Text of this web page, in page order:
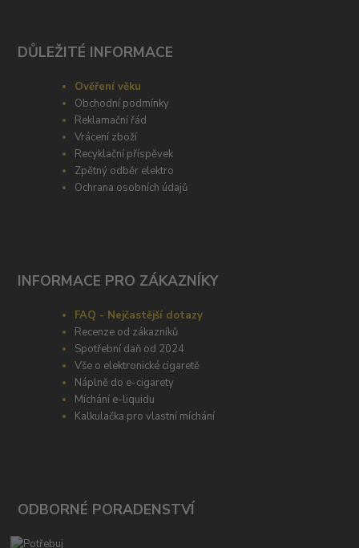
DŮLEŽITÉ INFORMACE
Ověření věku
Obchodní podmínky
Reklamační řád
Vrácení zboží
Recyklační příspěvek
Zpětný odběr elektro
Ochrana osobních údajů
INFORMACE PRO ZÁKAZNÍKY
FAQ - Nejčastější dotazy
Recenze od zákazníků
Spotřební daň od 2024
Vše o elektronické cigaretě
Náplně do e-cigarety
Míchání e-liquidu
Kalkulačka pro vlastní míchání
ODBORNÉ PORADENSTVÍ